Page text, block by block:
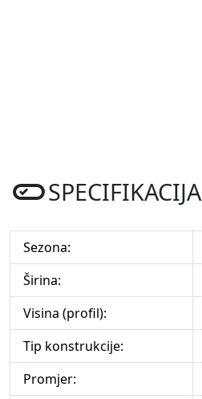
SPECIFIKACIJA
Sezona:
Širina:
Visina (profil):
Tip konstrukcije:
Promjer: